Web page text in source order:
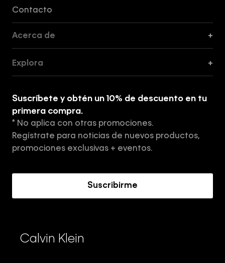
Contacto
Acerca de +
Tiendas
Aviso de privacidad
Términos y Condiciones
Explora +
Suscríbete y obtén un 10% de descuento en tu
primera compra.
* No aplica con otras promociones.
Regístrate para noticias de nuevos productos,
promociones exclusivas + eventos.
Suscribirme
Calvin Klein